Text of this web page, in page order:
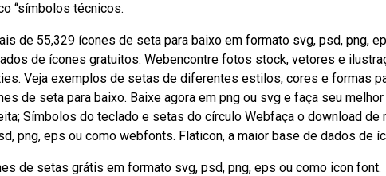
“símbolos técnicos.
de 55,329 ícones de seta para baixo em formato svg, psd, png,
de ícones gratuitos. Webencontre fotos stock, vetores e
Veja exemplos de setas de diferentes estilos, cores e formas
de seta para baixo. Baixe agora em png ou svg e faça seu
Símbolos do teclado e setas do círculo Webfaça o download de
png, eps ou como webfonts. Flaticon, a maior base de dados de
de setas grátis em formato svg, psd, png, eps ou como icon font.